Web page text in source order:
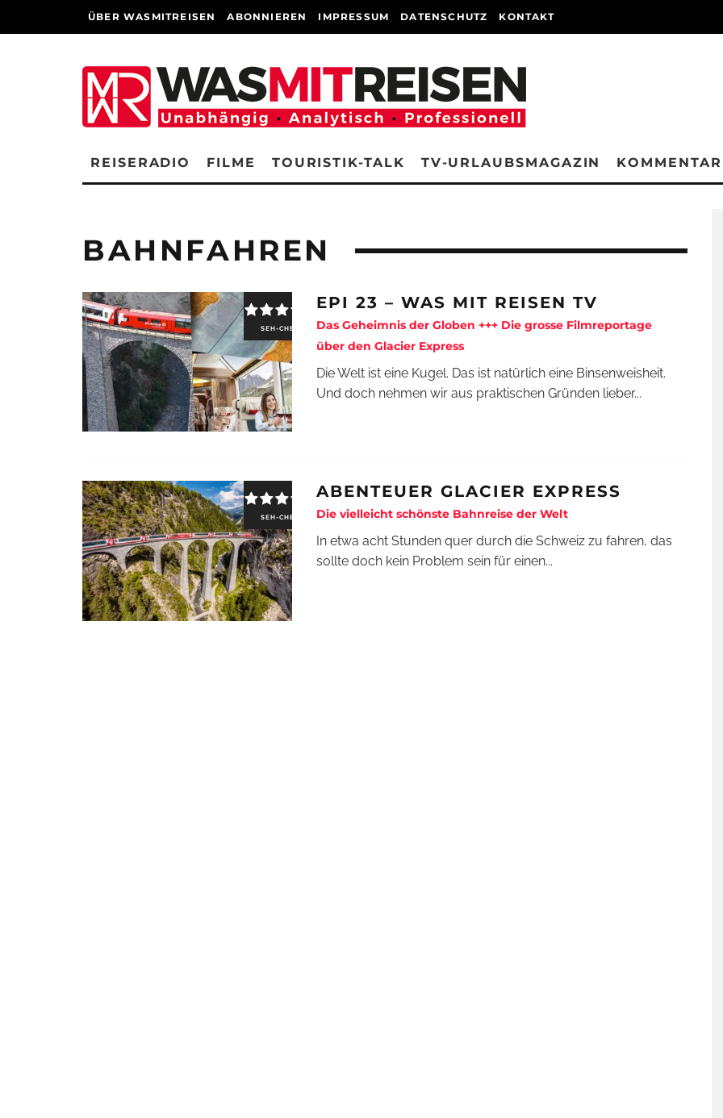
ÜBER WASMITREISEN ABONNIEREN IMPRESSUM DATENSCHUTZ KONTAKT
REISERADIO FILME TOURISTIK-TALK TV-URLAUBSMAGAZIN
BAHNFAHREN
SEH-CHECK
EPI 23 – WAS MIT REISEN TV
Das Geheimnis der Globen +++ Die grosse Filmreportage
über den Glacier Express
Die Welt ist eine Kugel. Das ist natürlich eine Binsenweisheit.
Und doch nehmen wir aus praktischen Gründen lieber...
SEH-CHECK
ABENTEUER GLACIER EXPRESS
Die vielleicht schönste Bahnreise der Welt
In etwa acht Stunden quer durch die Schweiz zu fahren, das
sollte doch kein Problem sein für einen...